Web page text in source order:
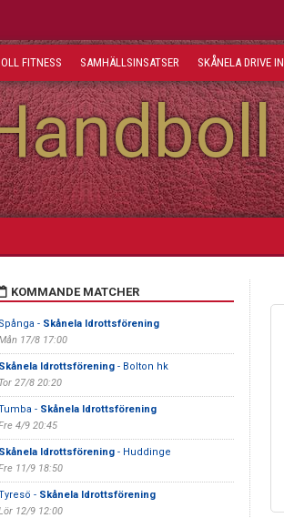
FITNESS SAMHÄLLSINSATSER SKÅNELA DRIVE IN
KOMMANDE MATCHER
- Skånela Idrottsförening
17/8 17:00
Idrottsförening- Bolton hk
Tor 27/8 20:20
- Skånela Idrottsförening
4/9 20:45
Idrottsförening- Huddinge
11/9 18:50
- Skånela Idrottsförening
12/9 12:00